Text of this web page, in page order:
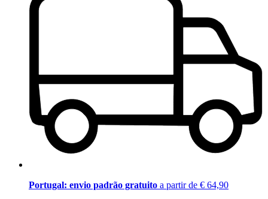
Portugal: envio padrão gratuito a partir de € 64,90